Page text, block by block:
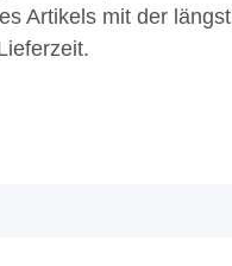
Artikels mit der längst